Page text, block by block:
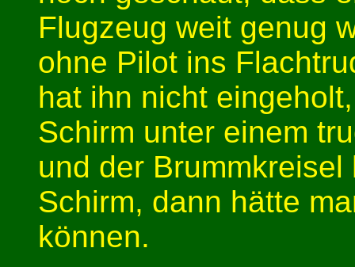
Flugzeug weit genug
ohne Pilot ins
hat ihn nicht
Schirm unter einem
und der
Schirm, dann hätte
können.